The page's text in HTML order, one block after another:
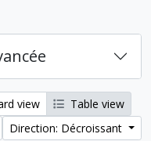
view
Table view
Direction: Décroissant